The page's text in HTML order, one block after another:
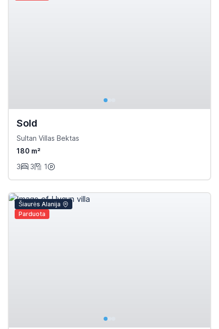
Sold
Sultan Villas Bektas
180 m²
3
3 1
Šiaurės Alanija
Parduota